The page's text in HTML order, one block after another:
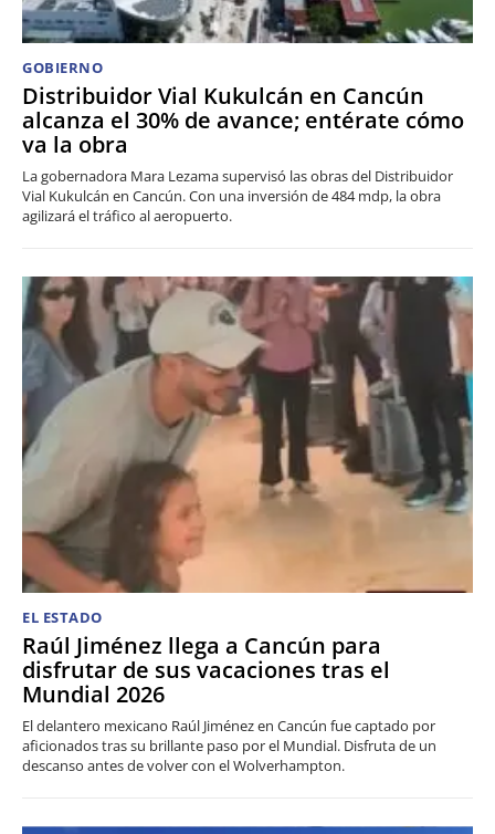
GOBIERNO
Distribuidor Vial Kukulcán en Cancún
alcanza el 30% de avance; entérate cómo
va la obra
La gobernadora Mara Lezama supervisó las obras del Distribuidor
Vial Kukulcán en Cancún. Con una inversión de 484 mdp, la obra
agilizará el tráfico al aeropuerto.
EL ESTADO
Raúl Jiménez llega a Cancún para
disfrutar de sus vacaciones tras el
Mundial 2026
El delantero mexicano Raúl Jiménez en Cancún fue captado por
aficionados tras su brillante paso por el Mundial. Disfruta de un
descanso antes de volver con el Wolverhampton.